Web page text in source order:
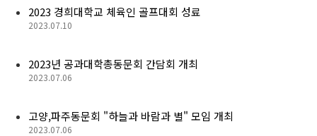
영상 갤러리
(구)동문회보
2023 경희대학교 체육인 골프대회 성료
2023.07.10
2023년 공과대학총동문회 간담회 개최
2023.07.06
고양,파주동문회 "하늘과 바람과 별" 모임 개최
2023.07.06